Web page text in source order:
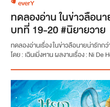
everY
ทดลองอ่าน ในข่าวลือน
บทที่ 19-20 #นิยายวาย
ทดลองอ่านเรื่อง ในข่าวลือนายน่ารักกว่
โดย : เฉินเมิ่งหาน ผลงานเรื่อง : Ni De